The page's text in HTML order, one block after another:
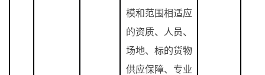
模和范围相适应
的资质、人员、
场地、标的货物
供应保障、专业